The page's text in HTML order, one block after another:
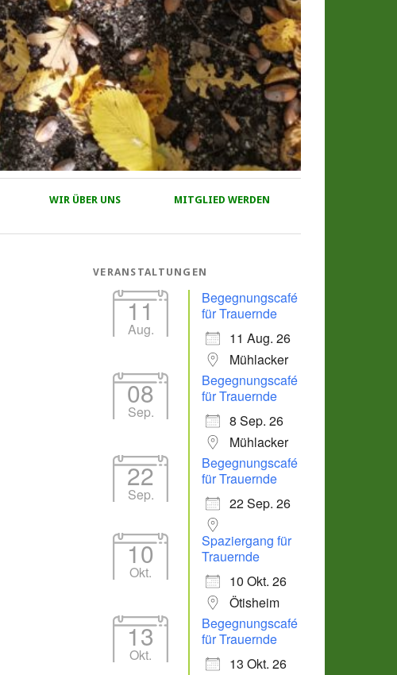
WIR ÜBER UNS MITGLIED WERDEN
VERANSTALTUNGEN
11
Aug.
Begegnungscafé
für Trauernde
11 Aug. 26
Mühlacker
08
Sep.
Begegnungscafé
für Trauernde
8 Sep. 26
Mühlacker
22
Sep.
Begegnungscafé
für Trauernde
22 Sep. 26
10
Okt.
Spaziergang für
Trauernde
10 Okt. 26
Ötisheim
13
Okt.
Begegnungscafé
für Trauernde
13 Okt. 26